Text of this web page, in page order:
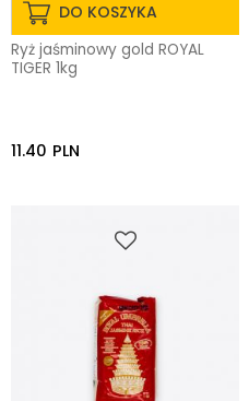
DO KOSZYKA
Ryż jaśminowy gold ROYAL
TIGER 1kg
11.40 PLN